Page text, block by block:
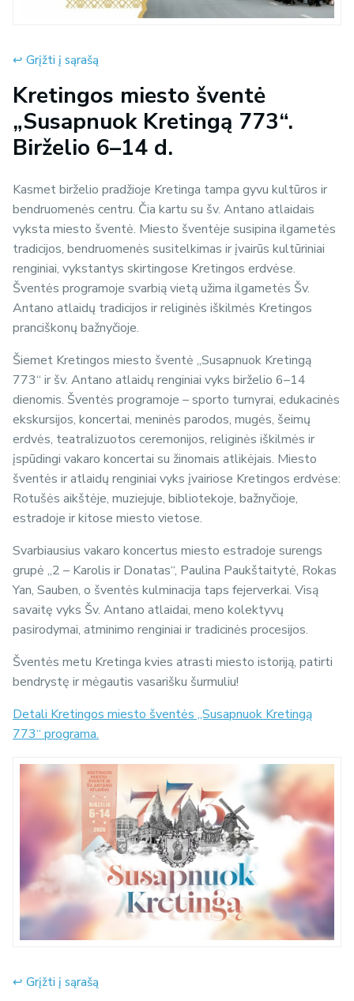
↩︎ Grįžti į sąrašą
Kretingos miesto šventė
„Susapnuok Kretingą 773“.
Birželio 6–14 d.
Kasmet birželio pradžioje Kretinga tampa gyvu kultūros ir
bendruomenės centru. Čia kartu su šv. Antano atlaidais
vyksta miesto šventė. Miesto šventėje susipina ilgametės
tradicijos, bendruomenės susitelkimas ir įvairūs kultūriniai
renginiai, vykstantys skirtingose Kretingos erdvėse.
Šventės programoje svarbią vietą užima ilgametės Šv.
Antano atlaidų tradicijos ir religinės iškilmės Kretingos
pranciškonų bažnyčioje.
Šiemet Kretingos miesto šventė „Susapnuok Kretingą
773“ ir šv. Antano atlaidų renginiai vyks birželio 6–14
dienomis. Šventės programoje – sporto turnyrai, edukacinės
ekskursijos, koncertai, meninės parodos, mugės, šeimų
erdvės, teatralizuotos ceremonijos, religinės iškilmės ir
įspūdingi vakaro koncertai su žinomais atlikėjais. Miesto
šventės ir atlaidų renginiai vyks įvairiose Kretingos erdvėse:
Rotušės aikštėje, muziejuje, bibliotekoje, bažnyčioje,
estradoje ir kitose miesto vietose.
Svarbiausius vakaro koncertus miesto estradoje surengs
grupė „2 – Karolis ir Donatas“, Paulina Paukštaitytė, Rokas
Yan, Sauben, o šventės kulminacija taps fejerverkai. Visą
savaitę vyks Šv. Antano atlaidai, meno kolektyvų
pasirodymai, atminimo renginiai ir tradicinės procesijos.
Šventės metu Kretinga kvies atrasti miesto istoriją, patirti
bendrystę ir mėgautis vasarišku šurmuliu!
Detali Kretingos miesto šventės „Susapnuok Kretingą
773“ programa.
↩︎ Grįžti į sąrašą